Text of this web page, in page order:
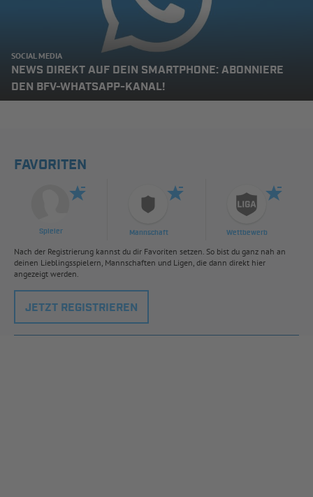
SOCIAL MEDIA
NEWS DIREKT AUF DEIN SMARTPHONE: ABONNIERE
DEN BFV-WHATSAPP-KANAL!
FAVORITEN
Spieler Mannschaft Wettbewerb
Nach der Registrierung kannst du dir Favoriten setzen. So bist du ganz nah an
deinen Lieblingsspielern, Mannschaften und Ligen, die dann direkt hier
angezeigt werden.
JETZT REGISTRIEREN